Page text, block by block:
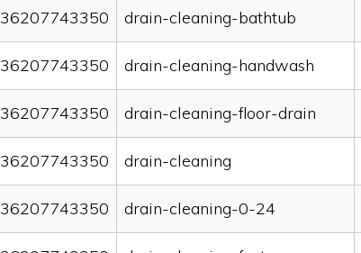
drain-cleaning-bathtub
drain-cleaning-handwash
drain-cleaning-floor-drain
drain-cleaning
drain-cleaning-0-24